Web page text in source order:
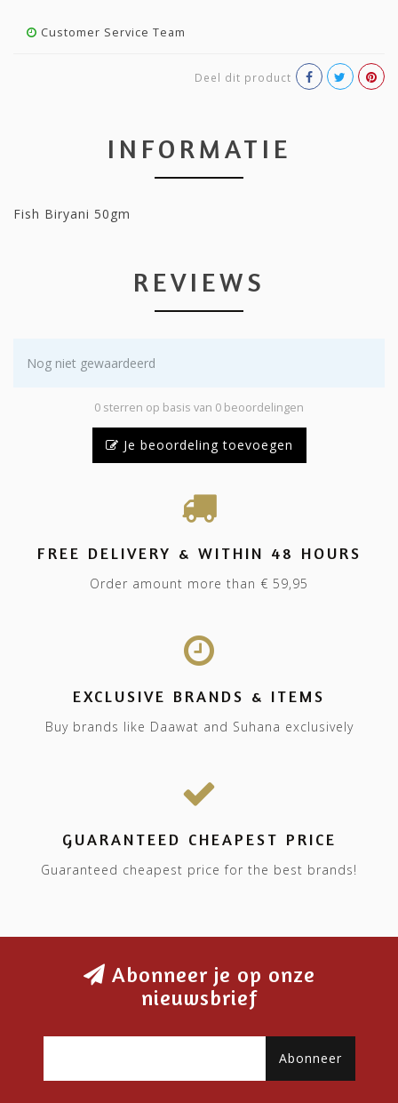
Customer Service Team
Deel dit product
INFORMATIE
Fish Biryani 50gm
REVIEWS
Nog niet gewaardeerd
0 sterren op basis van 0 beoordelingen
Je beoordeling toevoegen
FREE DELIVERY & WITHIN 48 HOURS
Order amount more than € 59,95
EXCLUSIVE BRANDS & ITEMS
Buy brands like Daawat and Suhana exclusively
GUARANTEED CHEAPEST PRICE
Guaranteed cheapest price for the best brands!
Abonneer je op onze
nieuwsbrief
Abonneer